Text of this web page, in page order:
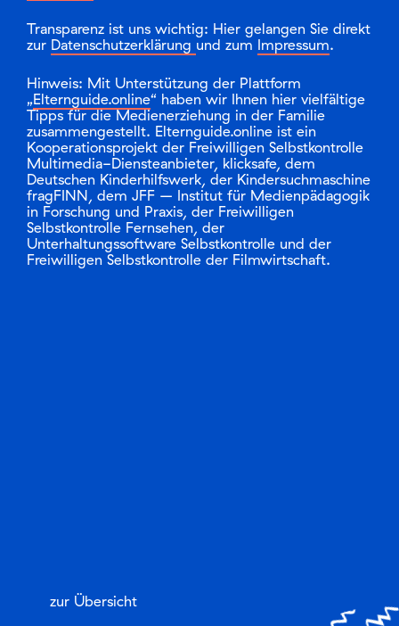
Transparenz ist uns wichtig: Hier gelangen Sie direkt
zur Datenschutzerklärung und zum Impressum.
Hinweis: Mit Unterstützung der Plattform
„Elternguide.online“ haben wir Ihnen hier vielfältige
Tipps für die Medienerziehung in der Familie
zusammengestellt. Elternguide.online ist ein
Kooperationsprojekt der Freiwilligen Selbstkontrolle
Multimedia-Diensteanbieter, klicksafe, dem
Deutschen Kinderhilfswerk, der Kindersuchmaschine
fragFINN, dem JFF – Institut für Medienpädagogik
in Forschung und Praxis, der Freiwilligen
Selbstkontrolle Fernsehen, der
Unterhaltungssoftware Selbstkontrolle und der
Freiwilligen Selbstkontrolle der Filmwirtschaft.
zur Übersicht